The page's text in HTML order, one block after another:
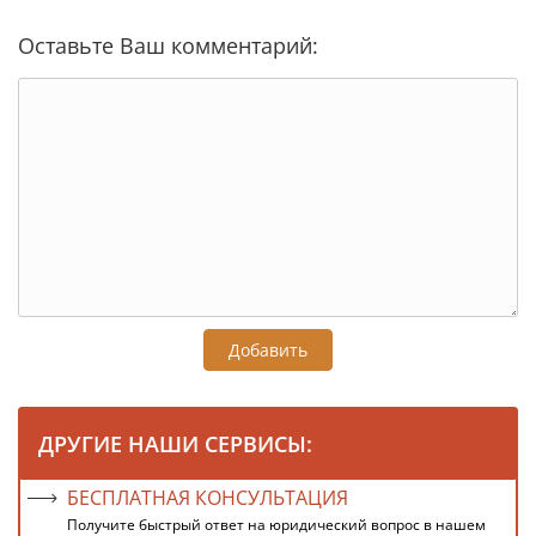
Оставьте Ваш комментарий:
Добавить
ДРУГИЕ НАШИ СЕРВИСЫ:
БЕСПЛАТНАЯ КОНСУЛЬТАЦИЯ
Получите быстрый ответ на юридический вопрос в нашем